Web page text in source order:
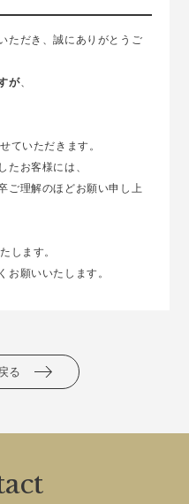
ただき、誠にありがとうご
が、
ていただきます。
たお客様には、
ご理解のほどお願い申し上
します。
お願いいたします。
る